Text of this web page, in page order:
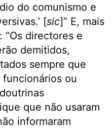
do comunismo e
[sic]” E, mais
“Os directores e
demitidos,
sempre que
ou
que não usaram
informaram